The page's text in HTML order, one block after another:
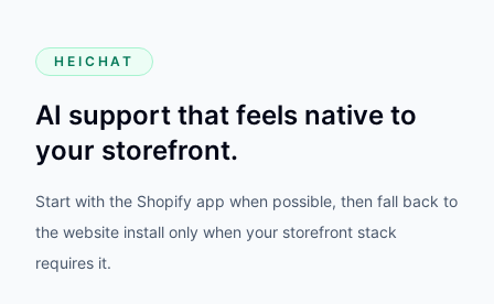
HEICHAT
AI support that feels native to
your storefront.
Start with the Shopify app when possible, then fall back to
the website install only when your storefront stack
requires it.